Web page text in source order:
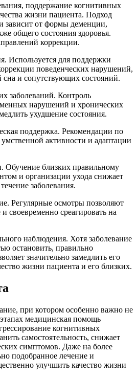
поддержание когнитивных
жизни пациента. Подход
зависит от формы деменции,
общего состояния здоровья.
коррекции.
Используется для поддержки
поведенческих нарушений,
и сопутствующих состояний.
заболеваний. Контроль
нарушений и хронических
ухудшение состояния.
поддержка. Рекомендации по
активности и адаптации
Обучение близких правильному
и организации ухода снижает
заболевания.
Регулярные осмотры позволяют
своевременно среагировать на
наблюдения. Хотя заболевание
остановить, правильно
значительно замедлить его
жизни пациента и его близких.
при котором особенно важно не
медицинская помощь
когнитивных
самостоятельность, снижает
симптомов. Даже на более
подобранное лечение и
улучшить качество жизни